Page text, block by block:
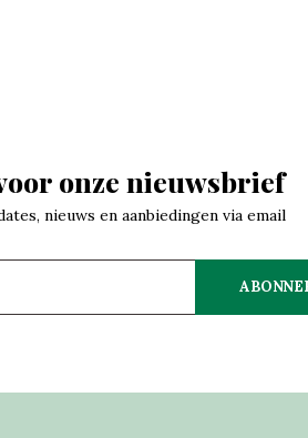
onze nieuwsbrief
nieuws en aanbiedingen via email